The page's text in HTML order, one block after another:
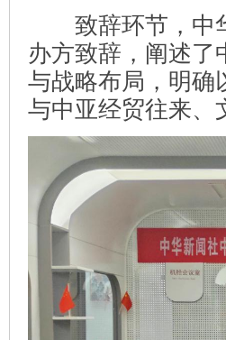
致辞环节，中华
办方致辞，阐述了
与战略布局，明确
与中亚经贸往来、